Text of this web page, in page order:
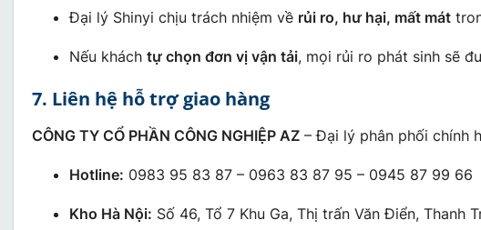
Đại lý Shinyi chịu trách nhiệm về rủi ro, hư hại, mất mát
Nếu khách tự chọn đơn vị vận tải, mọi rủi ro phát sinh sẽ
7. Liên hệ hỗ trợ giao hàng
CÔNG TY CỔ PHẦN CÔNG NGHIỆP AZ – Đại lý phân phối chính
Hotline: 0983 95 83 87 – 0963 83 87 95 – 0945 87 99 66
Kho Hà Nội: Số 46, Tổ 7 Khu Ga, Thị trấn Văn Điển, Thanh